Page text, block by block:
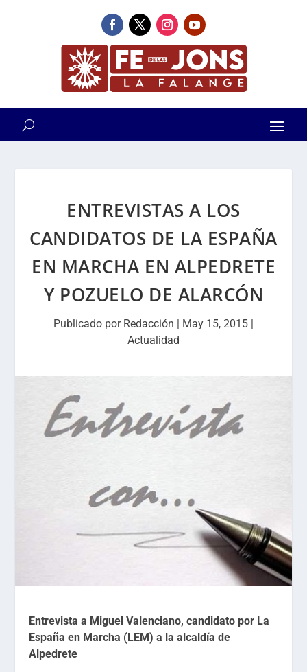
ENTREVISTAS A LOS
CANDIDATOS DE LA ESPAÑA
EN MARCHA EN ALPEDRETE
Y POZUELO DE ALARCÓN
Publicado por Redacción | May 15, 2015 |
Actualidad
Entrevista a Miguel Valenciano, candidato por La
España en Marcha (LEM) a la alcaldía de
Alpedrete